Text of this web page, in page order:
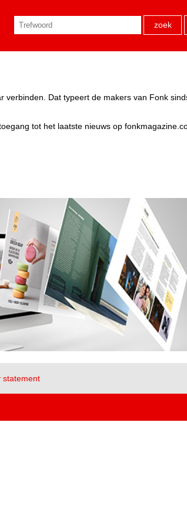
zoek
verbinden. Dat typeert de makers van Fonk
tot het laatste nieuws op
statement